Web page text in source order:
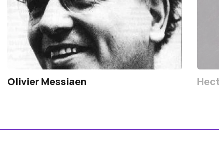
Olivier Messiaen